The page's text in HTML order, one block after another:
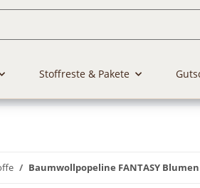
Stoffreste & Pakete
Baumwollpopeline FANTASY